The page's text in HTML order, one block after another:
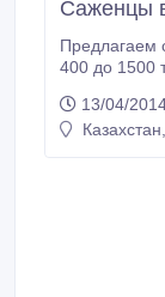
Саженцы
Предлагаем
400 до 1500
Высылаем по
13/04/